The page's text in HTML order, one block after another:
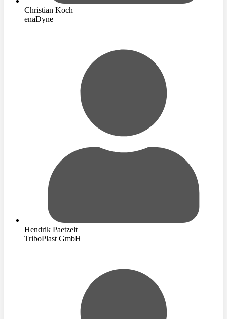
Christian Koch
enaDyne
Hendrik Paetzelt
TriboPlast GmbH